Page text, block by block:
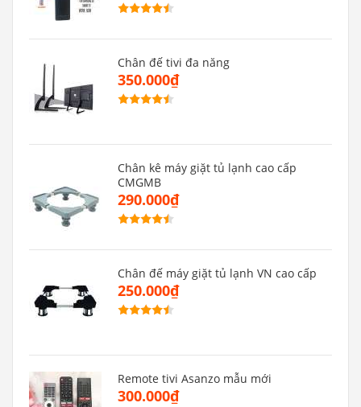
Chân đế tivi đa năng
350.000₫
Chân kê máy giặt tủ lạnh cao cấp
CMGMB
290.000₫
Chân đế máy giặt tủ lạnh VN cao cấp
250.000₫
Remote tivi Asanzo mẫu mới
300.000₫